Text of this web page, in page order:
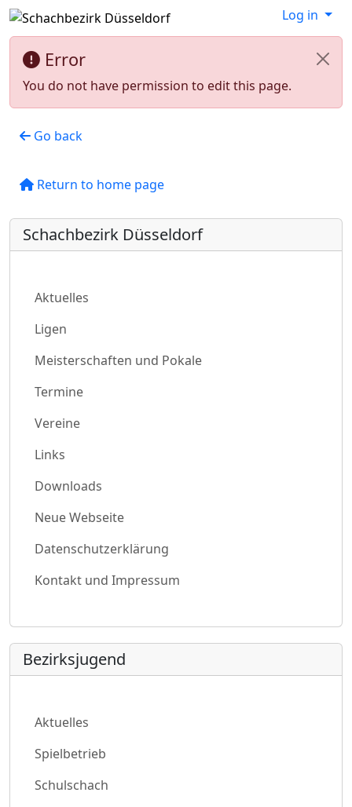
Log in
Error
You do not have permission to edit this page.
Go back
Return to home page
Schachbezirk Düsseldorf
Aktuelles
Ligen
Meisterschaften und Pokale
Termine
Vereine
Links
Downloads
Neue Webseite
Datenschutzerklärung
Kontakt und Impressum
Bezirksjugend
Aktuelles
Spielbetrieb
Schulschach